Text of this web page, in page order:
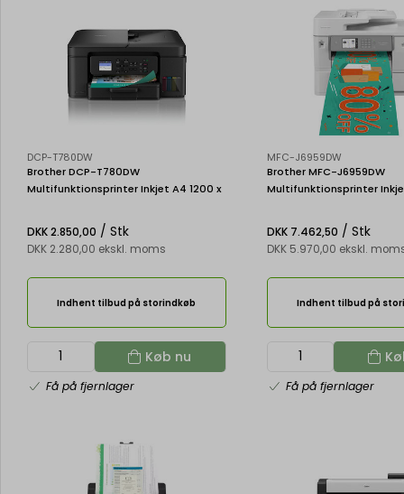
DCP-T780DW
Brother DCP-T780DW
Multifunktionsprinter Inkjet A4 1200 x
DKK 2.850,00 / Stk
DKK 2.280,00 ekskl. moms
Indhent tilbud på storindkøb
Køb nu
Få på fjernlager
MFC-J6959DW
Brother MFC-J6959DW
Multifunktionsprinter
DKK 7.462,50 / Stk
DKK 5.970,00 ekskl.
Indhent tilbud på
Få på fjernlager